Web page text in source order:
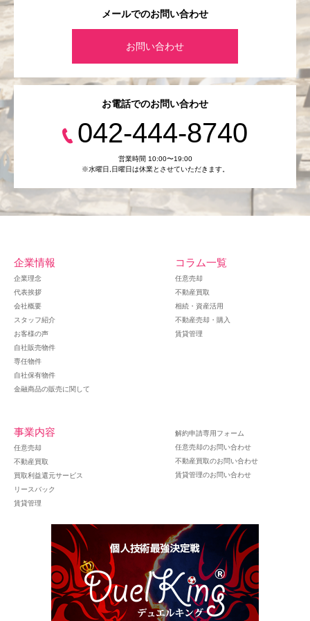
メールでのお問い合わせ
お問い合わせ
お電話でのお問い合わせ
042-444-8740
営業時間 10:00〜19:00
※水曜日,⽇曜日は休業とさせていただきます。
企業情報
企業理念
代表挨拶
会社概要
スタッフ紹介
お客様の声
自社販売物件
専任物件
自社保有物件
金融商品の販売に関して
コラム一覧
任意売却
不動産買取
相続・資産活用
不動産売却・購入
賃貸管理
事業内容
任意売却
不動産買取
買取利益還元サービス
リースバック
賃貸管理
解約申請専用フォーム
任意売却のお問い合わせ
不動産買取のお問い合わせ
賃貸管理のお問い合わせ